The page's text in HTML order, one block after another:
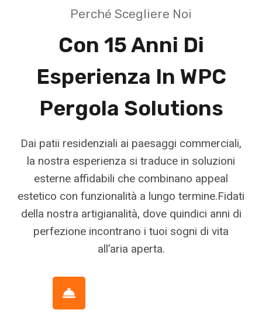
Perché Scegliere Noi
Con 15 Anni Di
Esperienza In WPC
Pergola Solutions
Dai patii residenziali ai paesaggi commerciali,
la nostra esperienza si traduce in soluzioni
esterne affidabili che combinano appeal
estetico con funzionalità a lungo termine.Fidati
della nostra artigianalità, dove quindici anni di
perfezione incontrano i tuoi sogni di vita
all’aria aperta.